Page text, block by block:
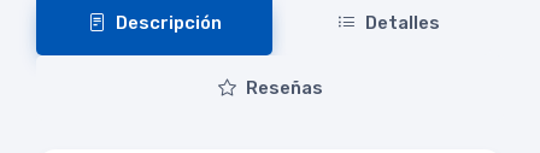
Descripción Detalles
Reseñas